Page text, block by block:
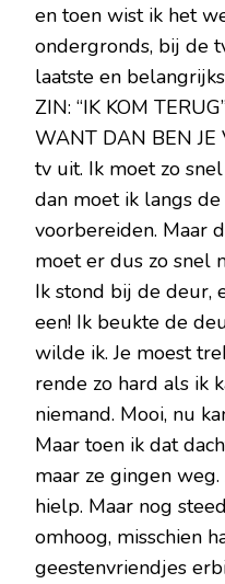
en toen wist ik het
ondergronds, bij de
laatste en
ZIN: “IK KOM
WANT DAN BEN JE
tv uit. Ik moet zo
dan moet ik langs
voorbereiden. Maar
moet er dus zo snel
Ik stond bij de deur,
een! Ik beukte de
wilde ik. Je moest
rende zo hard als ik
niemand. Mooi, nu
Maar toen ik dat
maar ze gingen
hielp. Maar nog
omhoog, misschien
geestenvriendjes